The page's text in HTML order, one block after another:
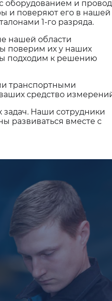
оборудованием и
и поверяют его в нашей
1-го разряда.
нашей области
поверим их у наших
подходим к решению
транспортными
средство
Наши сотрудники
развиваться вместе с